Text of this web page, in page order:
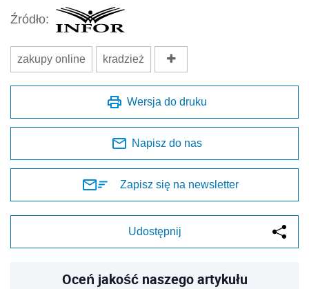
Źródło:
zakupy online kradzież
Wersja do druku
Napisz do nas
Zapisz się na newsletter
Udostępnij
Oceń jakość naszego artykułu